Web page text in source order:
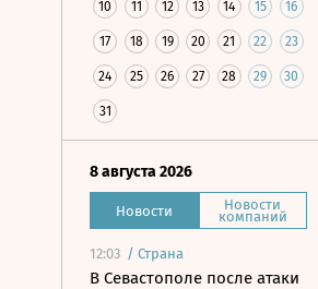
10 11 12 13 14 15 16
17 18 19 20 21 22 23
24 25 26 27 28 29 30
31
8 августа 2026
Новости Новости
компаний
12:03 / Страна
В Севастополе после атаки